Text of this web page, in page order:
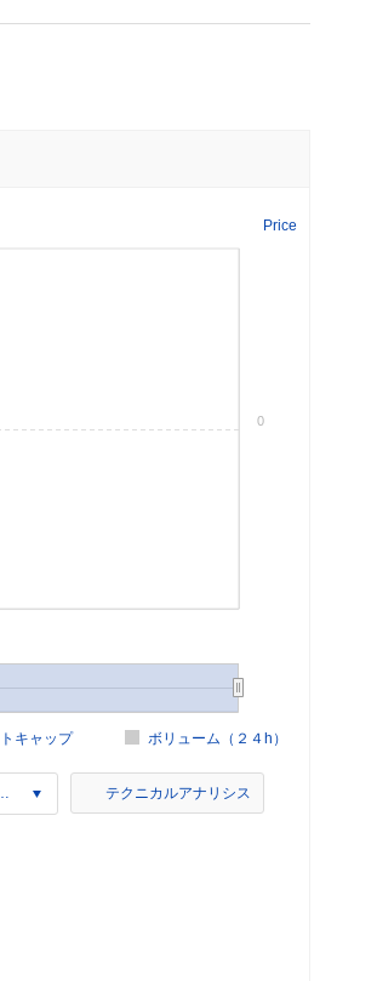
Price
キャップ ボリューム（２４h）
0
ート テクニカルアナリシス